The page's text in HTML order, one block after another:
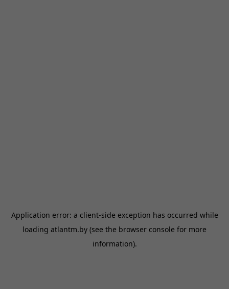
Application error: a client-side exception has occurred while
loading atlantm.by (see the browser console for more
information).